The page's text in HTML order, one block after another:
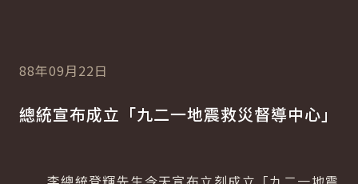
88年09月22日
總統宣布成立「九二一地震救災督導中心」